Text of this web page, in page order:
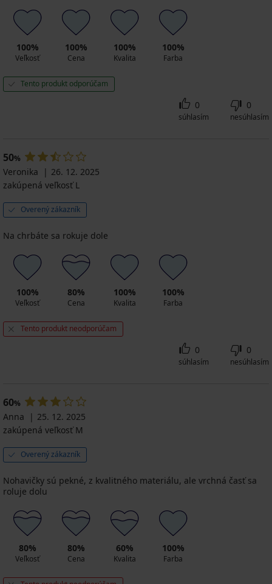
100%
Veľkosť
100%
Cena
100%
Kvalita
100%
Farba
Tento produkt odporúčam
0
súhlasím
0
nesúhlasím
50%
Veronika
26. 12. 2025
zakúpená veľkosť L
Overený zákazník
Na chrbáte sa rokuje dole
100%
Veľkosť
80%
Cena
100%
Kvalita
100%
Farba
Tento produkt neodporúčam
0
súhlasím
0
nesúhlasím
60%
Anna
25. 12. 2025
zakúpená veľkosť M
Overený zákazník
Nohavičky sú pekné, z kvalitného materiálu, ale vrchná časť sa
roluje dolu
80%
Veľkosť
80%
Cena
60%
Kvalita
100%
Farba